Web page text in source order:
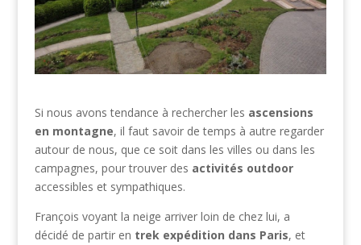
Si nous avons tendance à rechercher les ascensions
en montagne, il faut savoir de temps à autre regarder
autour de nous, que ce soit dans les villes ou dans les
campagnes, pour trouver des activités outdoor
accessibles et sympathiques.
François voyant la neige arriver loin de chez lui, a
décidé de partir en trek expédition dans Paris, et